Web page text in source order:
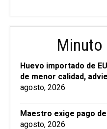
Huevo importado de
de menor calidad,
agosto, 2026
Maestro exige pago
agosto, 2026